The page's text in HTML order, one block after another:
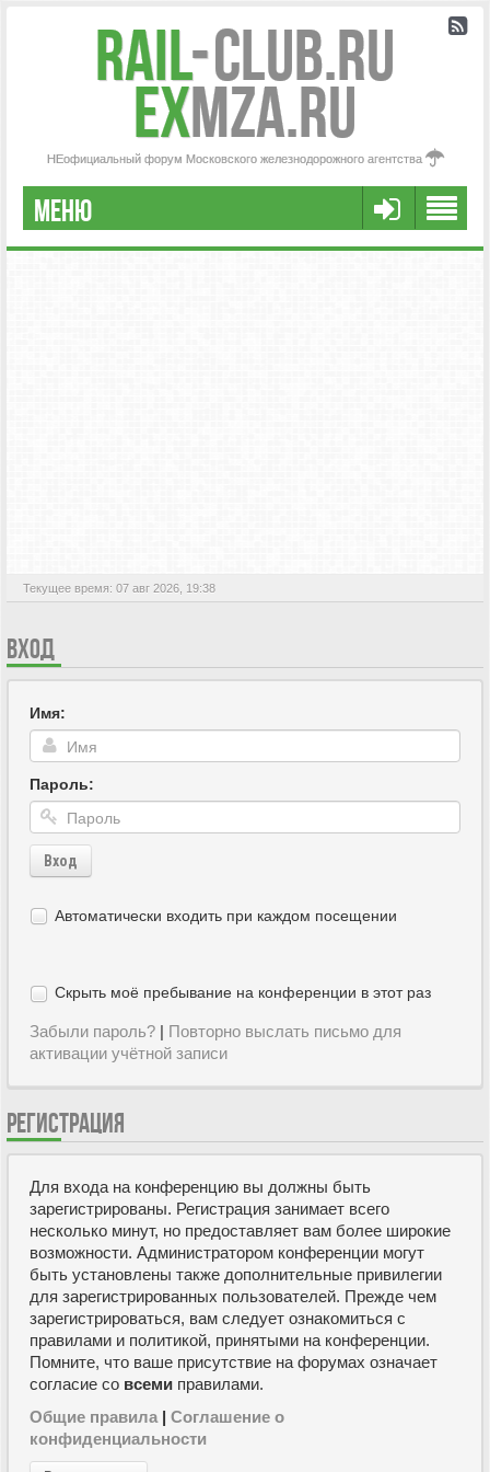
Rail-Club.RU
exMZA.RU
НЕофициальный форум Московского железнодорожного агентства
МЕНЮ
РЕГИСТРАЦИЯ
Текущее время: 07 авг 2026, 19:38
ВХОД
Имя:
Пароль:
Вход
Автоматически входить при каждом посещении
Скрыть моё пребывание на конференции в этот раз
Забыли пароль? | Повторно выслать письмо для
активации учётной записи
РЕГИСТРАЦИЯ
Для входа на конференцию вы должны быть
зарегистрированы. Регистрация занимает всего
несколько минут, но предоставляет вам более широкие
возможности. Администратором конференции могут
быть установлены также дополнительные привилегии
для зарегистрированных пользователей. Прежде чем
зарегистрироваться, вам следует ознакомиться с
правилами и политикой, принятыми на конференции.
Помните, что ваше присутствие на форумах означает
согласие со всеми правилами.
Общие правила | Соглашение о
конфиденциальности